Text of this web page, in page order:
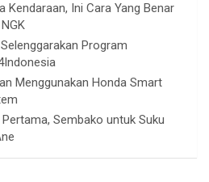
Kendaraan, Ini Cara Yang Benar
Program
Menggunakan Honda Smart
Sembako untuk Suku